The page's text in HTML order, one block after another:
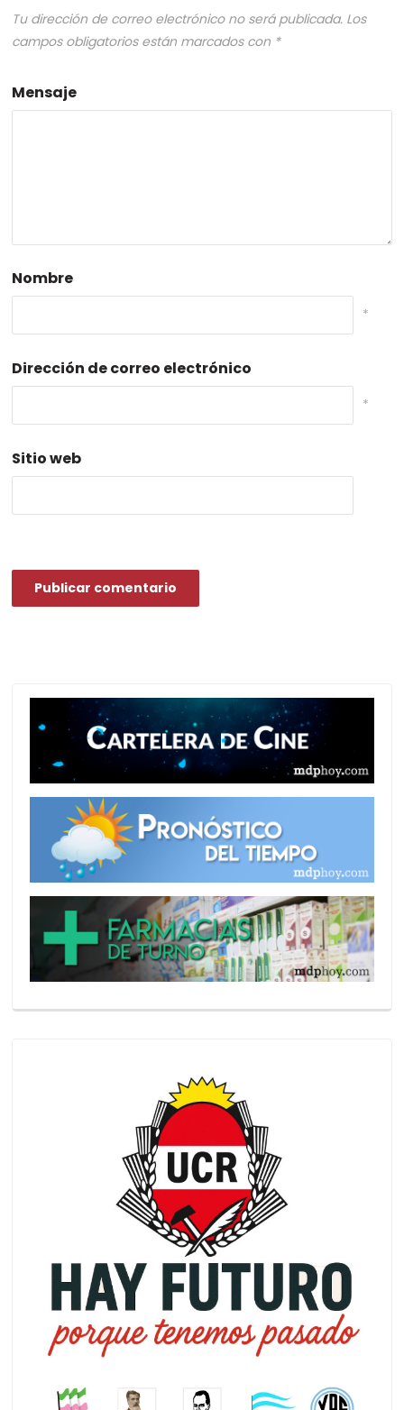
Tu dirección de correo electrónico no será publicada. Los
campos obligatorios están marcados con *
Mensaje
Nombre
*
Dirección de correo electrónico
*
Sitio web